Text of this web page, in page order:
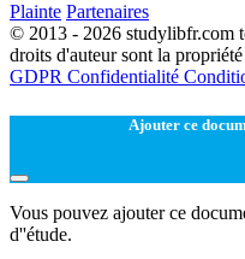
Plainte Partenaires
© 2013 - 2026 studylibfr.com
droits d'auteur sont la
GDPR Confidentialité
Ajouter ce
Vous pouvez ajouter ce
d''étude.